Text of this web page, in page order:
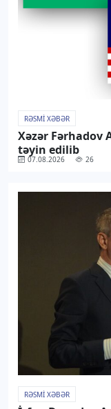
RƏSMI XƏBƏR
Xəzər Fərhadov
təyin edilib
07.08.2026 26
RƏSMI XƏBƏR